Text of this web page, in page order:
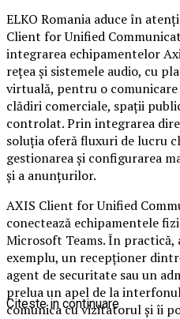
ELKO Romania aduce în
Client for Unified
integrarea echipamentelor
rețea și sistemele audio, cu
virtuală, pentru o
clădiri comerciale, spații
controlat. Prin integrarea
soluția oferă fluxuri de lucru
gestionarea și configurarea
și a anunțurilor.
AXIS Client for Unified
conectează echipamentele
Microsoft Teams. În practică,
exemplu, un recepționer
agent de securitate sau un
prelua un apel de la
comunica cu vizitatorul și îi
Citeste in continuare